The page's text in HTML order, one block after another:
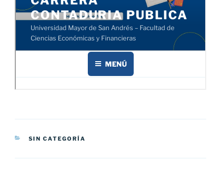
CATEGORÍAS
SIN CATEGORÍA